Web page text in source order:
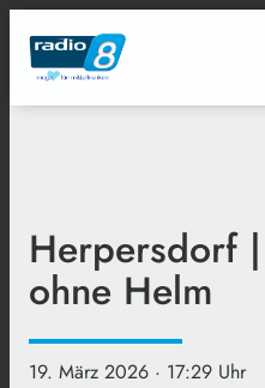
Herpersdorf
ohne Helm
19. März 2026 · 17:29 Uhr